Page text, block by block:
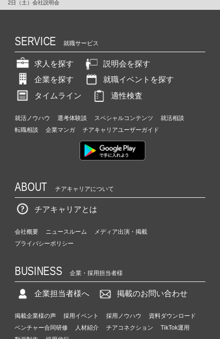
2日（土）会社説明会
SERVICE 就職サービス
求人を探す
説明会を探す
企業を探す
就職イベントを探す
タイムライン
適性検査
就活ノウハウ 選考体験談 スペシャルコンテンツ
就活相談
転職相談
企業マンガ チアキャリアユーザーガイド
ABOUT チアキャリアについて
チアキャリアとは
会社概要 ニュースルーム
メディア出演・掲載
プライバシーポリシー
BUSINESS 企業・採用担当者様
企業担当者様へ 掲載のお問い合わせ
掲載企業様の声 採用イベント 採用ノウハウ
資料ダウンロード
ベンチャー合同研修
人材紹介 チアコネクション
TikTok運用